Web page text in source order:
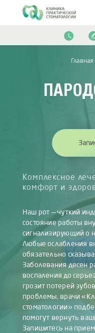
Главная
Комплексное
комфорт и
Наш рот — чуткий
состояние работы
сигнализирующий о
Любые ослабления
обязательно
Заболевания десен
воспаления до
грозит потерей
проблемы, врачи
стоматологии»
помогут вернуть
Запишитесь на